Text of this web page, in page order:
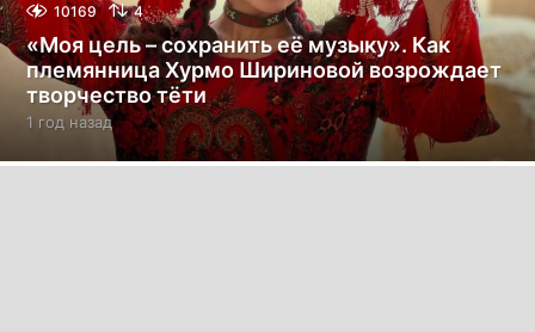
10169 4
«Моя цель – сохранить её музыку». Как
племянница Хурмо Шириновой возрождает
творчество тёти
1 год назад1
г
о